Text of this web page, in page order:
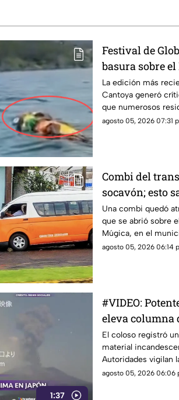
Festival de
basura sobre el
ciudadanos
La edición más
Cantoya generó
que numerosos
sobre el Lago de
agosto 05, 2026 07:31
Combi del
socavón; esto
momento
Una combi quedó
que se abrió sobre
Múgica, en el
generó movilización
agosto 05, 2026 06:14
1:37
#VIDEO:
eleva columna
El coloso registró
material
Autoridades vigilan
agosto 05, 2026 06:06